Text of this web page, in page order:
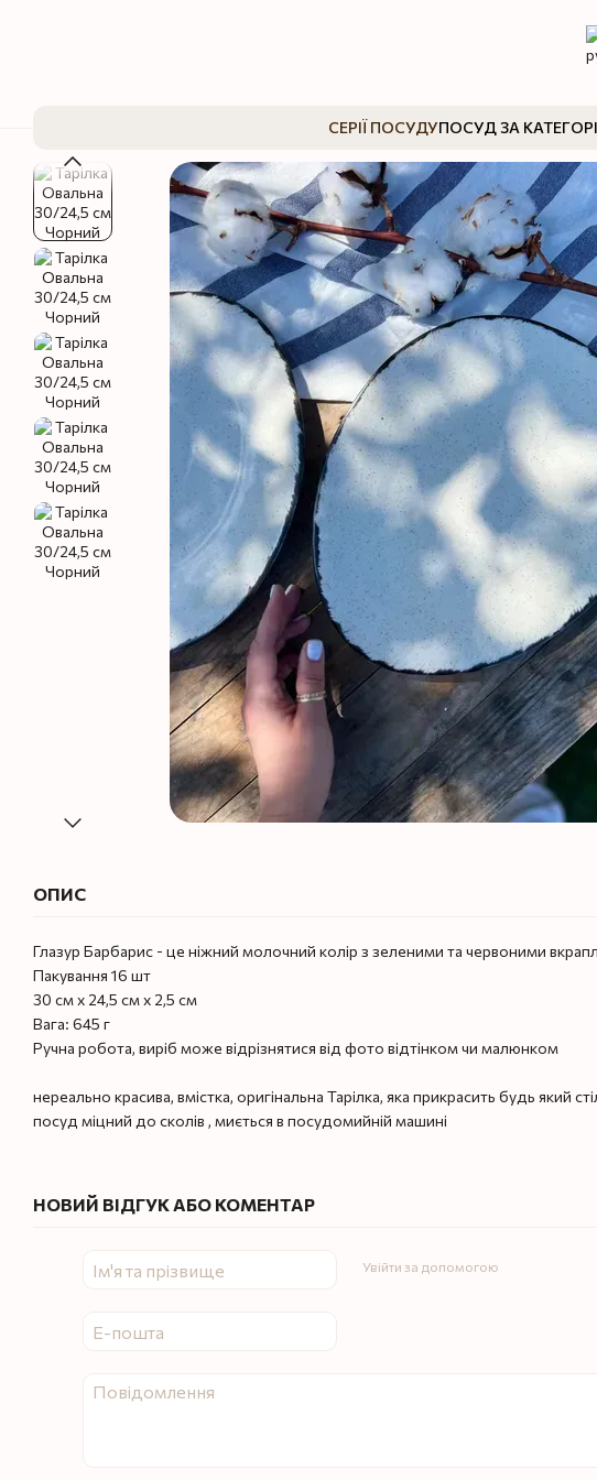
СЕРІЇ ПОСУДУПОСУД ЗА
ОПИС
Глазур Барбарис - це ніжний молочний колір з зеленими та червоними
Пакування 16 шт
30 см х 24,5 см х 2,5 см
Вага: 645 г
Ручна робота, виріб може відрізнятися від фото відтінком чи малюнком
нереально красива, вмістка, оригінальна Тарілка, яка прикрасить будь який
посуд міцний до сколів , миється в посудомийній машині
НОВИЙ ВІДГУК АБО КОМЕНТАР
Увійти за допомогою